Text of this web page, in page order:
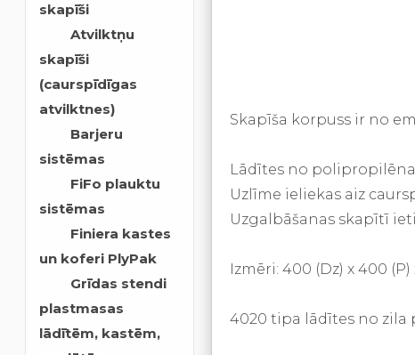
skapīši
Atvilktņu
skapīši
(caurspīdīgas
atvilktnes)
Barjeru
sistēmas
FiFo plauktu
sistēmas
Finiera kastes
un koferi PlyPak
Grīdas stendi
plastmasas
lādītēm, kastēm,
Skapīša korpuss ir no
Lādītes no
Uzlīme ieliekas aiz
Uzgalbāšanas skapītī
Izmēri: 400 (Dz) x 400 (P)
4020 tipa lādītes no zila